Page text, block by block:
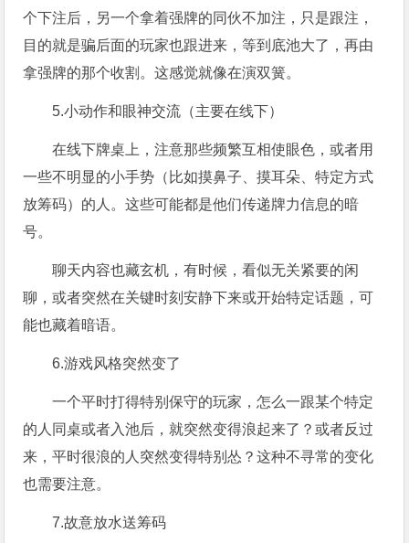
个下注后，另一个拿着强牌的同伙不加注，只是跟注，
目的就是骗后面的玩家也跟进来，等到底池大了，再由
拿强牌的那个收割。这感觉就像在演双簧。
5.小动作和眼神交流（主要在线下）
在线下牌桌上，注意那些频繁互相使眼色，或者用
一些不明显的小手势（比如摸鼻子、摸耳朵、特定方式
放筹码）的人。这些可能都是他们传递牌力信息的暗
号。
聊天内容也藏玄机，有时候，看似无关紧要的闲
聊，或者突然在关键时刻安静下来或开始特定话题，可
能也藏着暗语。
6.游戏风格突然变了
一个平时打得特别保守的玩家，怎么一跟某个特定
的人同桌或者入池后，就突然变得浪起来了？或者反过
来，平时很浪的人突然变得特别怂？这种不寻常的变化
也需要注意。
7.故意放水送筹码